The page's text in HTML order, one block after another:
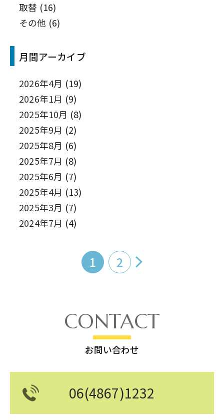
取替 (16)
その他 (6)
月間アーカイブ
2026年4月 (19)
2026年1月 (9)
2025年10月 (8)
2025年9月 (2)
2025年8月 (6)
2025年7月 (8)
2025年6月 (7)
2025年4月 (13)
2025年3月 (7)
2024年7月 (4)
1 2
CONTACT
お問い合わせ
06(4867)1232